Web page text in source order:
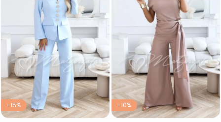
-15% -10%